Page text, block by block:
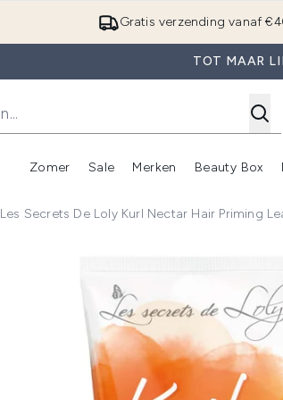
Gratis verzending vanaf
TOT MAAR
Zomer
Enter submenu (Zomer)
Sale
Enter submenu (Sale)
Merken Beauty Box
Les Secrets De Loly Kurl Nectar Hair Priming